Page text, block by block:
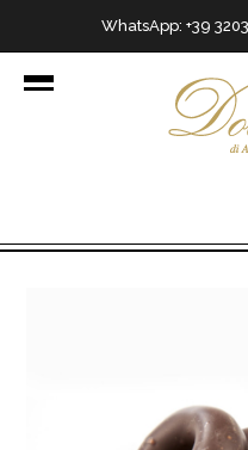
WhatsApp: +39